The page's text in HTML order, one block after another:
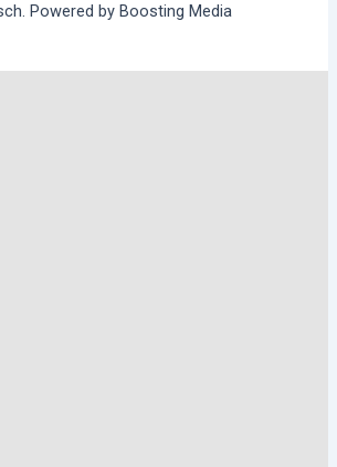
Powered by Boosting Media